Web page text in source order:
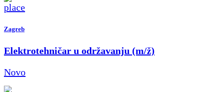
Zagreb
Elektrotehničar u održavanju (m/ž)
Novo